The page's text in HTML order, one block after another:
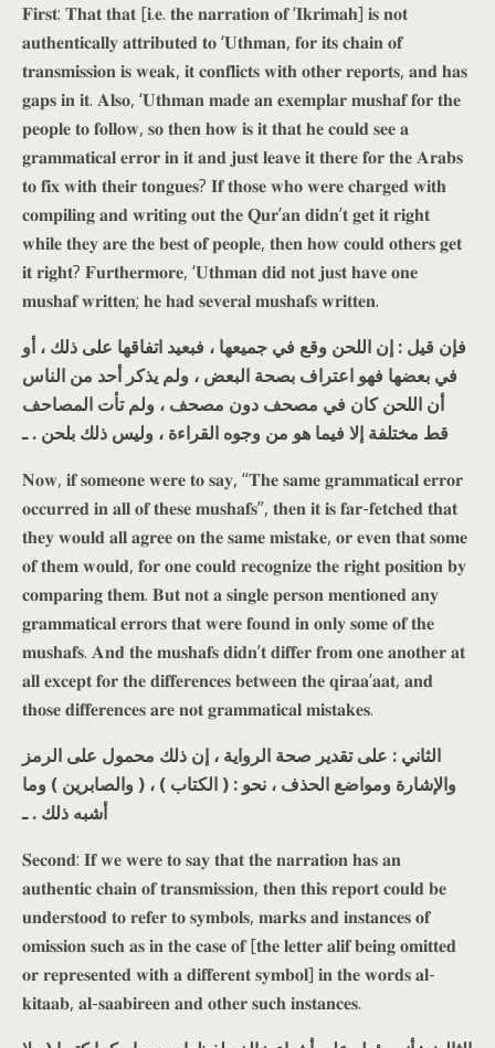
𝐅𝐢𝐫𝐬𝐭: 𝐓𝐡𝐚𝐭 𝐭𝐡𝐚𝐭 [𝐢.𝐞. 𝐭𝐡𝐞 𝐧𝐚𝐫𝐫𝐚𝐭𝐢𝐨𝐧 𝐨𝐟 ‘𝐈𝐤𝐫𝐢𝐦𝐚𝐡] 𝐢𝐬 𝐧𝐨𝐭
𝐚𝐮𝐭𝐡𝐞𝐧𝐭𝐢𝐜𝐚𝐥𝐥𝐲 𝐚𝐭𝐭𝐫𝐢𝐛𝐮𝐭𝐞𝐝 𝐭𝐨 ‘𝐔𝐭𝐡𝐦𝐚𝐧, 𝐟𝐨𝐫 𝐢𝐭𝐬 𝐜𝐡𝐚𝐢𝐧 𝐨𝐟
𝐭𝐫𝐚𝐧𝐬𝐦𝐢𝐬𝐬𝐢𝐨𝐧 𝐢𝐬 𝐰𝐞𝐚𝐤, 𝐢𝐭 𝐜𝐨𝐧𝐟𝐥𝐢𝐜𝐭𝐬 𝐰𝐢𝐭𝐡 𝐨𝐭𝐡𝐞𝐫 𝐫𝐞𝐩𝐨𝐫𝐭𝐬, 𝐚𝐧𝐝 𝐡𝐚𝐬
𝐠𝐚𝐩𝐬 𝐢𝐧 𝐢𝐭. 𝐀𝐥𝐬𝐨, ‘𝐔𝐭𝐡𝐦𝐚𝐧 𝐦𝐚𝐝𝐞 𝐚𝐧 𝐞𝐱𝐞𝐦𝐩𝐥𝐚𝐫 𝐦𝐮𝐬𝐡𝐚𝐟 𝐟𝐨𝐫 𝐭𝐡𝐞
𝐩𝐞𝐨𝐩𝐥𝐞 𝐭𝐨 𝐟𝐨𝐥𝐥𝐨𝐰, 𝐬𝐨 𝐭𝐡𝐞𝐧 𝐡𝐨𝐰 𝐢𝐬 𝐢𝐭 𝐭𝐡𝐚𝐭 𝐡𝐞 𝐜𝐨𝐮𝐥𝐝 𝐬𝐞𝐞 𝐚
𝐠𝐫𝐚𝐦𝐦𝐚𝐭𝐢𝐜𝐚𝐥 𝐞𝐫𝐫𝐨𝐫 𝐢𝐧 𝐢𝐭 𝐚𝐧𝐝 𝐣𝐮𝐬𝐭 𝐥𝐞𝐚𝐯𝐞 𝐢𝐭 𝐭𝐡𝐞𝐫𝐞 𝐟𝐨𝐫 𝐭𝐡𝐞 𝐀𝐫𝐚𝐛𝐬
𝐭𝐨 𝐟𝐢𝐱 𝐰𝐢𝐭𝐡 𝐭𝐡𝐞𝐢𝐫 𝐭𝐨𝐧𝐠𝐮𝐞𝐬? 𝐈𝐟 𝐭𝐡𝐨𝐬𝐞 𝐰𝐡𝐨 𝐰𝐞𝐫𝐞 𝐜𝐡𝐚𝐫𝐠𝐞𝐝 𝐰𝐢𝐭𝐡
𝐜𝐨𝐦𝐩𝐢𝐥𝐢𝐧𝐠 𝐚𝐧𝐝 𝐰𝐫𝐢𝐭𝐢𝐧𝐠 𝐨𝐮𝐭 𝐭𝐡𝐞 𝐐𝐮𝐫’𝐚𝐧 𝐝𝐢𝐝𝐧’𝐭 𝐠𝐞𝐭 𝐢𝐭 𝐫𝐢𝐠𝐡𝐭
𝐰𝐡𝐢𝐥𝐞 𝐭𝐡𝐞𝐲 𝐚𝐫𝐞 𝐭𝐡𝐞 𝐛𝐞𝐬𝐭 𝐨𝐟 𝐩𝐞𝐨𝐩𝐥𝐞, 𝐭𝐡𝐞𝐧 𝐡𝐨𝐰 𝐜𝐨𝐮𝐥𝐝 𝐨𝐭𝐡𝐞𝐫𝐬 𝐠𝐞𝐭
𝐢𝐭 𝐫𝐢𝐠𝐡𝐭? 𝐅𝐮𝐫𝐭𝐡𝐞𝐫𝐦𝐨𝐫𝐞, ‘𝐔𝐭𝐡𝐦𝐚𝐧 𝐝𝐢𝐝 𝐧𝐨𝐭 𝐣𝐮𝐬𝐭 𝐡𝐚𝐯𝐞 𝐨𝐧𝐞
𝐦𝐮𝐬𝐡𝐚𝐟 𝐰𝐫𝐢𝐭𝐭𝐞𝐧; 𝐡𝐞 𝐡𝐚𝐝 𝐬𝐞𝐯𝐞𝐫𝐚𝐥 𝐦𝐮𝐬𝐡𝐚𝐟𝐬 𝐰𝐫𝐢𝐭𝐭𝐞𝐧.
فإن قيل : إن اللحن وقع في جميعها ، فبعيد اتفاقها على ذلك ، أو
في بعضها فهو اعتراف بصحة البعض ، ولم يذكر أحد من الناس
أن اللحن كان في مصحف دون مصحف ، ولم تأت المصاحف
قط مختلفة إلا فيما هو من وجوه القراءة ، وليس ذلك بلحن . ـ
𝐍𝐨𝐰, 𝐢𝐟 𝐬𝐨𝐦𝐞𝐨𝐧𝐞 𝐰𝐞𝐫𝐞 𝐭𝐨 𝐬𝐚𝐲, “𝐓𝐡𝐞 𝐬𝐚𝐦𝐞 𝐠𝐫𝐚𝐦𝐦𝐚𝐭𝐢𝐜𝐚𝐥 𝐞𝐫𝐫𝐨𝐫
𝐨𝐜𝐜𝐮𝐫𝐫𝐞𝐝 𝐢𝐧 𝐚𝐥𝐥 𝐨𝐟 𝐭𝐡𝐞𝐬𝐞 𝐦𝐮𝐬𝐡𝐚𝐟𝐬”, 𝐭𝐡𝐞𝐧 𝐢𝐭 𝐢𝐬 𝐟𝐚𝐫-𝐟𝐞𝐭𝐜𝐡𝐞𝐝 𝐭𝐡𝐚𝐭
𝐭𝐡𝐞𝐲 𝐰𝐨𝐮𝐥𝐝 𝐚𝐥𝐥 𝐚𝐠𝐫𝐞𝐞 𝐨𝐧 𝐭𝐡𝐞 𝐬𝐚𝐦𝐞 𝐦𝐢𝐬𝐭𝐚𝐤𝐞, 𝐨𝐫 𝐞𝐯𝐞𝐧 𝐭𝐡𝐚𝐭 𝐬𝐨𝐦𝐞
𝐨𝐟 𝐭𝐡𝐞𝐦 𝐰𝐨𝐮𝐥𝐝, 𝐟𝐨𝐫 𝐨𝐧𝐞 𝐜𝐨𝐮𝐥𝐝 𝐫𝐞𝐜𝐨𝐠𝐧𝐢𝐳𝐞 𝐭𝐡𝐞 𝐫𝐢𝐠𝐡𝐭 𝐩𝐨𝐬𝐢𝐭𝐢𝐨𝐧 𝐛𝐲
𝐜𝐨𝐦𝐩𝐚𝐫𝐢𝐧𝐠 𝐭𝐡𝐞𝐦. 𝐁𝐮𝐭 𝐧𝐨𝐭 𝐚 𝐬𝐢𝐧𝐠𝐥𝐞 𝐩𝐞𝐫𝐬𝐨𝐧 𝐦𝐞𝐧𝐭𝐢𝐨𝐧𝐞𝐝 𝐚𝐧𝐲
𝐠𝐫𝐚𝐦𝐦𝐚𝐭𝐢𝐜𝐚𝐥 𝐞𝐫𝐫𝐨𝐫𝐬 𝐭𝐡𝐚𝐭 𝐰𝐞𝐫𝐞 𝐟𝐨𝐮𝐧𝐝 𝐢𝐧 𝐨𝐧𝐥𝐲 𝐬𝐨𝐦𝐞 𝐨𝐟 𝐭𝐡𝐞
𝐦𝐮𝐬𝐡𝐚𝐟𝐬. 𝐀𝐧𝐝 𝐭𝐡𝐞 𝐦𝐮𝐬𝐡𝐚𝐟𝐬 𝐝𝐢𝐝𝐧’𝐭 𝐝𝐢𝐟𝐟𝐞𝐫 𝐟𝐫𝐨𝐦 𝐨𝐧𝐞 𝐚𝐧𝐨𝐭𝐡𝐞𝐫 𝐚𝐭
𝐚𝐥𝐥 𝐞𝐱𝐜𝐞𝐩𝐭 𝐟𝐨𝐫 𝐭𝐡𝐞 𝐝𝐢𝐟𝐟𝐞𝐫𝐞𝐧𝐜𝐞𝐬 𝐛𝐞𝐭𝐰𝐞𝐞𝐧 𝐭𝐡𝐞 𝐪𝐢𝐫𝐚𝐚’𝐚𝐚𝐭, 𝐚𝐧𝐝
𝐭𝐡𝐨𝐬𝐞 𝐝𝐢𝐟𝐟𝐞𝐫𝐞𝐧𝐜𝐞𝐬 𝐚𝐫𝐞 𝐧𝐨𝐭 𝐠𝐫𝐚𝐦𝐦𝐚𝐭𝐢𝐜𝐚𝐥 𝐦𝐢𝐬𝐭𝐚𝐤𝐞𝐬.
الثاني : على تقدير صحة الرواية ، إن ذلك محمول على الرمز
والإشارة ومواضع الحذف ، نحو : ( الكتاب ) ، ( والصابرين ) وما
أشبه ذلك . ـ
𝐒𝐞𝐜𝐨𝐧𝐝: 𝐈𝐟 𝐰𝐞 𝐰𝐞𝐫𝐞 𝐭𝐨 𝐬𝐚𝐲 𝐭𝐡𝐚𝐭 𝐭𝐡𝐞 𝐧𝐚𝐫𝐫𝐚𝐭𝐢𝐨𝐧 𝐡𝐚𝐬 𝐚𝐧
𝐚𝐮𝐭𝐡𝐞𝐧𝐭𝐢𝐜 𝐜𝐡𝐚𝐢𝐧 𝐨𝐟 𝐭𝐫𝐚𝐧𝐬𝐦𝐢𝐬𝐬𝐢𝐨𝐧, 𝐭𝐡𝐞𝐧 𝐭𝐡𝐢𝐬 𝐫𝐞𝐩𝐨𝐫𝐭 𝐜𝐨𝐮𝐥𝐝 𝐛𝐞
𝐮𝐧𝐝𝐞𝐫𝐬𝐭𝐨𝐨𝐝 𝐭𝐨 𝐫𝐞𝐟𝐞𝐫 𝐭𝐨 𝐬𝐲𝐦𝐛𝐨𝐥𝐬, 𝐦𝐚𝐫𝐤𝐬 𝐚𝐧𝐝 𝐢𝐧𝐬𝐭𝐚𝐧𝐜𝐞𝐬 𝐨𝐟
𝐨𝐦𝐢𝐬𝐬𝐢𝐨𝐧 𝐬𝐮𝐜𝐡 𝐚𝐬 𝐢𝐧 𝐭𝐡𝐞 𝐜𝐚𝐬𝐞 𝐨𝐟 [𝐭𝐡𝐞 𝐥𝐞𝐭𝐭𝐞𝐫 𝐚𝐥𝐢𝐟 𝐛𝐞𝐢𝐧𝐠 𝐨𝐦𝐢𝐭𝐭𝐞𝐝
𝐨𝐫 𝐫𝐞𝐩𝐫𝐞𝐬𝐞𝐧𝐭𝐞𝐝 𝐰𝐢𝐭𝐡 𝐚 𝐝𝐢𝐟𝐟𝐞𝐫𝐞𝐧𝐭 𝐬𝐲𝐦𝐛𝐨𝐥] 𝐢𝐧 𝐭𝐡𝐞 𝐰𝐨𝐫𝐝𝐬 𝐚𝐥-
𝐤𝐢𝐭𝐚𝐚𝐛, 𝐚𝐥-𝐬𝐚𝐚𝐛𝐢𝐫𝐞𝐞𝐧 𝐚𝐧𝐝 𝐨𝐭𝐡𝐞𝐫 𝐬𝐮𝐜𝐡 𝐢𝐧𝐬𝐭𝐚𝐧𝐜𝐞𝐬.